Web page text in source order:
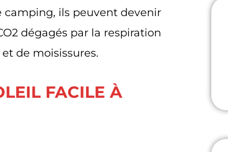
ils peuvent devenir
dégagés par la respiration
de moisissures.
FACILE À